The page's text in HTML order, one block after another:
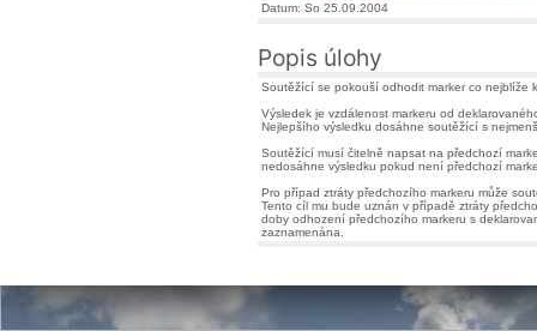
Datum: So 25.09.2004
Popis úlohy
Soutěžící se pokouší odhodit marker co nejblíže
Výsledek je vzdálenost markeru od
Nejlepšího výsledku dosáhne soutěžící s
Soutěžící musí čitelně napsat na předchozí
nedosáhne výsledku pokud není předchozí
Pro případ ztráty předchozího markeru může
Tento cíl mu bude uznán v případě ztráty
doby odhození předchozího markeru s
zaznamenána.